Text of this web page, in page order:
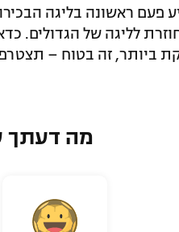
פעם ראשונה בליגה
חוזרת לליגה של הגדולים.
ביותר, זה בטוח –
מה דעתך